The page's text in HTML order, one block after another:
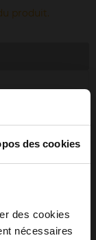
des cookies
des cookies
nécessaires
produit.